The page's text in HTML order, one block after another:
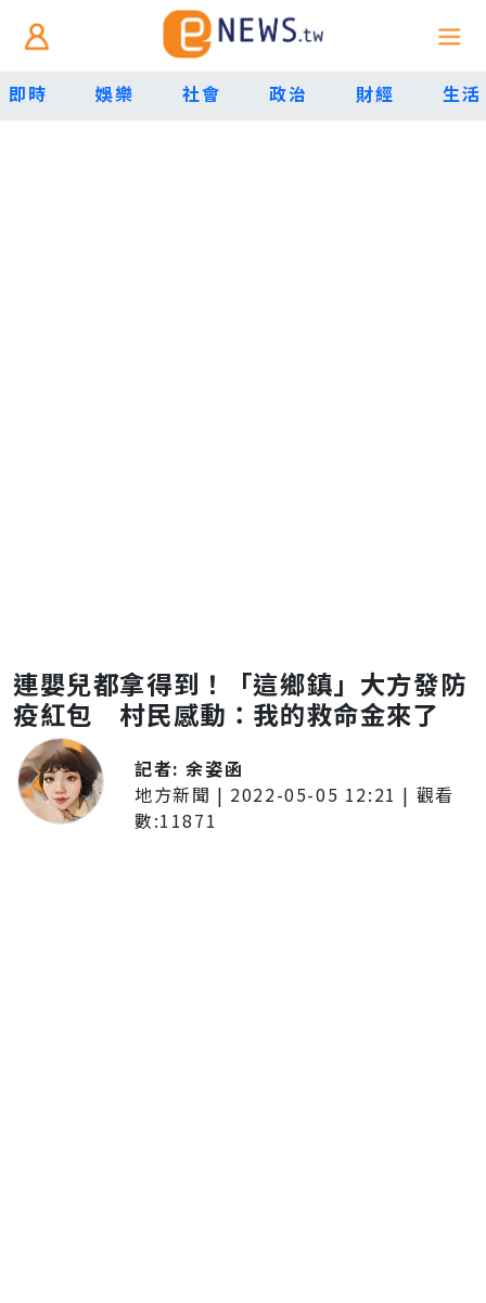
即時 娛樂 社會 政治 財經 生活
連嬰兒都拿得到！「這鄉鎮」大方發防
疫紅包 村民感動：我的救命金來了
記者:余姿函
地方新聞 | 2022-05-05 12:21 | 觀看
數:11871